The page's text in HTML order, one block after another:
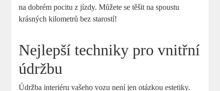
na dobrém pocitu z jízdy. Můžete se těšit na spoustu
krásných kilometrů bez starostí!
Nejlepší techniky pro vnitřní
údržbu
Údržba interiéru vašeho vozu není jen otázkou estetiky.